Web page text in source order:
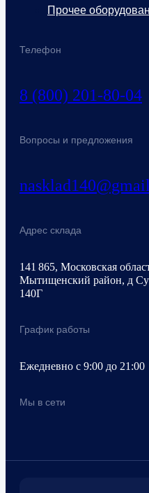
Телефон
8 (800) 201-80-04
Вопросы и предложения
Адрес склада
141 865, Московская
Мытищенский район, д
140Г
График работы
Ежедневно с 9:00 до 21:00
Мы в сети
Прочее